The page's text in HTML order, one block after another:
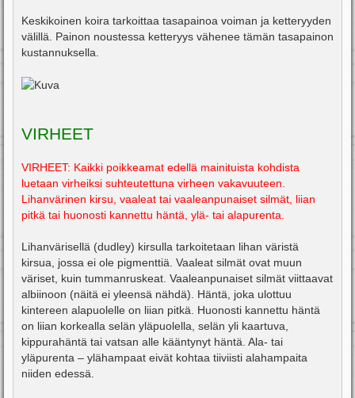
Keskikoinen koira tarkoittaa tasapainoa voiman ja ketteryyden
välillä. Painon noustessa ketteryys vähenee tämän tasapainon
kustannuksella.
VIRHEET
VIRHEET: Kaikki poikkeamat edellä mainituista kohdista
luetaan virheiksi suhteutettuna virheen vakavuuteen.
Lihanvärinen kirsu, vaaleat tai vaaleanpunaiset silmät, liian
pitkä tai huonosti kannettu häntä, ylä- tai alapurenta.
Lihanvärisellä (dudley) kirsulla tarkoitetaan lihan väristä
kirsua, jossa ei ole pigmenttiä. Vaaleat silmät ovat muun
väriset, kuin tummanruskeat. Vaaleanpunaiset silmät viittaavat
albiinoon (näitä ei yleensä nähdä). Häntä, joka ulottuu
kintereen alapuolelle on liian pitkä. Huonosti kannettu häntä
on liian korkealla selän yläpuolella, selän yli kaartuva,
kippurahäntä tai vatsan alle kääntynyt häntä. Ala- tai
yläpurenta – ylähampaat eivät kohtaa tiiviisti alahampaita
niiden edessä.